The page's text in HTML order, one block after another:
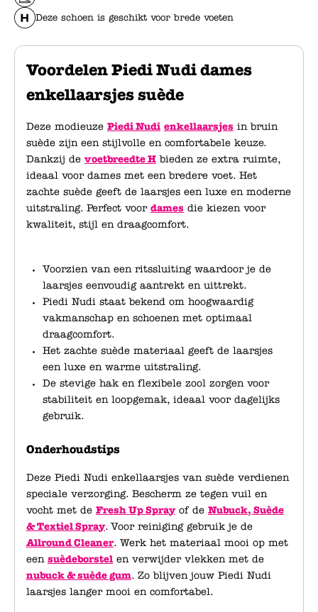
Deze schoen is geschikt voor brede voeten
Voordelen Piedi Nudi dames
enkellaarsjes suède
Deze modieuze Piedi Nudi enkellaarsjes in bruin
suède zijn een stijlvolle en comfortabele keuze.
Dankzij de voetbreedte H bieden ze extra ruimte,
ideaal voor dames met een bredere voet. Het
zachte suède geeft de laarsjes een luxe en moderne
uitstraling. Perfect voor dames die kiezen voor
kwaliteit, stijl en draagcomfort.
Voorzien van een ritssluiting waardoor je de
laarsjes eenvoudig aantrekt en uittrekt.
Piedi Nudi staat bekend om hoogwaardig
vakmanschap en schoenen met optimaal
draagcomfort.
Het zachte suède materiaal geeft de laarsjes
een luxe en warme uitstraling.
De stevige hak en flexibele zool zorgen voor
stabiliteit en loopgemak, ideaal voor dagelijks
gebruik.
Onderhoudstips
Deze Piedi Nudi enkellaarsjes van suède verdienen
speciale verzorging. Bescherm ze tegen vuil en
vocht met de Fresh Up Sprayof de Nubuck, Suède
& Textiel Spray. Voor reiniging gebruik je de
Allround Cleaner. Werk het materiaal mooi op met
een suèdeborstel en verwijder vlekken met de
nubuck & suède gum. Zo blijven jouw Piedi Nudi
laarsjes langer mooi en comfortabel.